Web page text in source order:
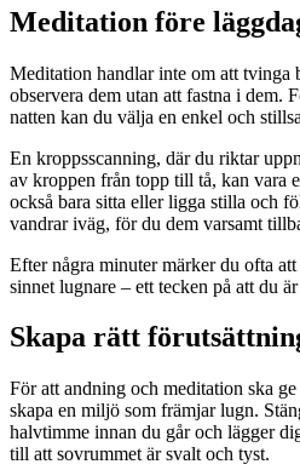
Meditation före
Meditation handlar inte om att tvinga
observera dem utan att fastna i dem.
natten kan du välja en enkel och
En kroppsscanning, där du riktar
av kroppen från topp till tå, kan vara
också bara sitta eller ligga stilla och
vandrar iväg, för du dem varsamt
Efter några minuter märker du ofta
sinnet lugnare – ett tecken på att du
Skapa rätt
För att andning och meditation ska
skapa en miljö som främjar lugn.
halvtimme innan du går och lägger
till att sovrummet är svalt och tyst.